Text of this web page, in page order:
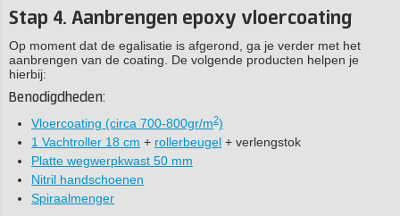
Stap 4. Aanbrengen epoxy vloercoating
Op moment dat de egalisatie is afgerond, ga je verder met het
aanbrengen van de coating. De volgende producten helpen je
hierbij:
Benodigdheden:
Vloercoating (circa 700-800gr/m2)
1 Vachtroller 18 cm + rollerbeugel + verlengstok
Platte wegwerpkwast 50 mm
Nitril handschoenen
Spiraalmenger